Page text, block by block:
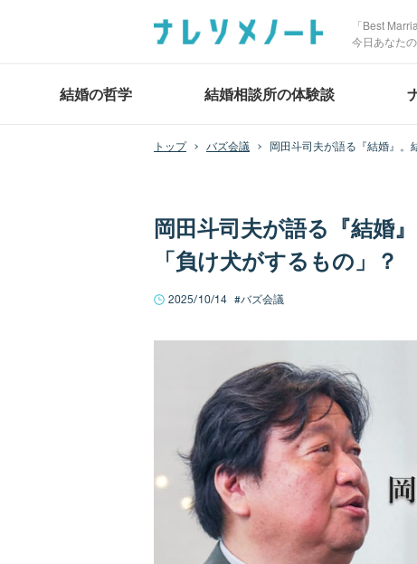
「Best
今日あなた
結婚の哲学 結婚相談所の体験談
バズ会議 岡田斗司夫が語る『結婚』。
岡田斗司夫が語る『結婚
「負け犬がするもの」？
2025/10/14 バズ会議